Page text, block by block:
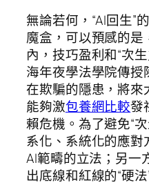
無論若何，“AI回生”
魔盒，可以預感的
內，技巧盈利和“次
海年夜學法學院傳授
在欺騙的隱患，將來
能夠激包養網比較發
賴危機。為了避免“
系化、系統化的應
AI範疇的立法；另一
出底線和紅線的“硬